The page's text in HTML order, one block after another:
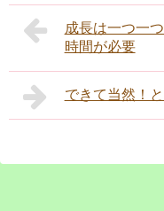
成長は一つ一
時間が必要
できて当然！